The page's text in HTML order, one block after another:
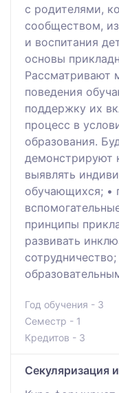
с родителями,
сообществом,
и воспитания
основы
Рассматривают
поведения
поддержку их
процесс в
образования.
демонстрируют
выявлять
обучающихся; •
принципы
развивать
Год обучения - 3
Семестр - 1
Кредитов - 3
Секуляризация